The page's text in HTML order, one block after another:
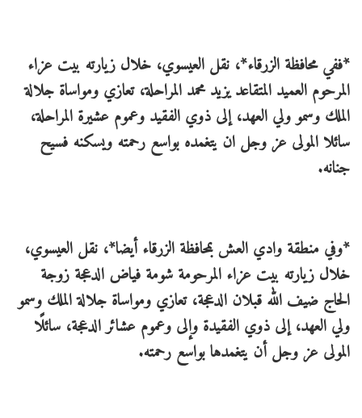
*ففي محافظة الزرقاء*، نقل العيسوي، خلال زيارته بيت عزاء
المرحوم العميد المتقاعد يزيد محمد المراحلة، تعازي ومواساة جلالة
الملك وسمو ولي العهد، إلى ذوي الفقيد وعموم عشيرة المراحلة،
سائلا المولى عز وجل ان يتغمده بواسع رحمته ويسكنه فسيح
جنانه.
*وفي منطقة وادي العش بمحافظة الزرقاء أيضا*، نقل العيسوي،
خلال زيارته بيت عزاء المرحومة شومة فياض الدعجة زوجة
الحاج ضيف الله قبلان الدعجة، تعازي ومواساة جلالة الملك وسمو
ولي العهد، إلى ذوي الفقيدة وإلى وعموم عشائر الدعجة، سائلًا
المولى عز وجل أن يتغمدها بواسع رحمته.